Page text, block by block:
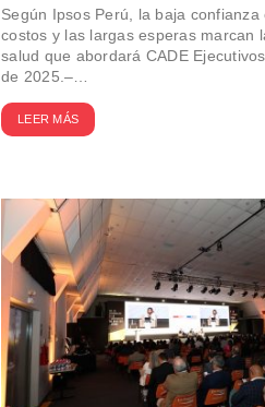
Según Ipsos Perú, la baja
costos y las largas esperas marcan
salud que abordará CADE
de 2025.–…
LEER MÁS